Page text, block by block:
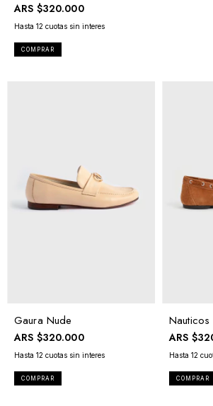
ARS $320.000
COMPRAR
Gaura Nude
ARS $320.000
COMPRAR
Nauticos
ARS
COMPRAR